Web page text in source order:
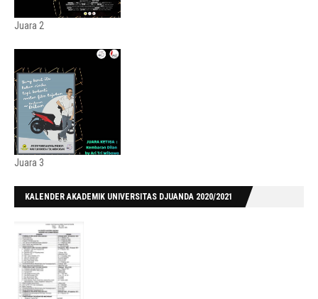
Juara 2
Juara 3
KALENDER AKADEMIK UNIVERSITAS DJUANDA 2020/2021